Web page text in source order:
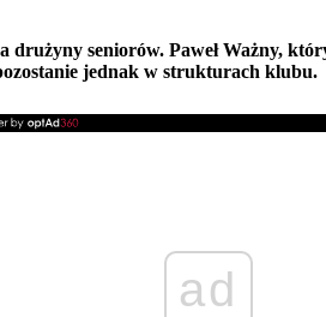
seniorów. Paweł Ważny,
jednak w strukturach klubu.
ad